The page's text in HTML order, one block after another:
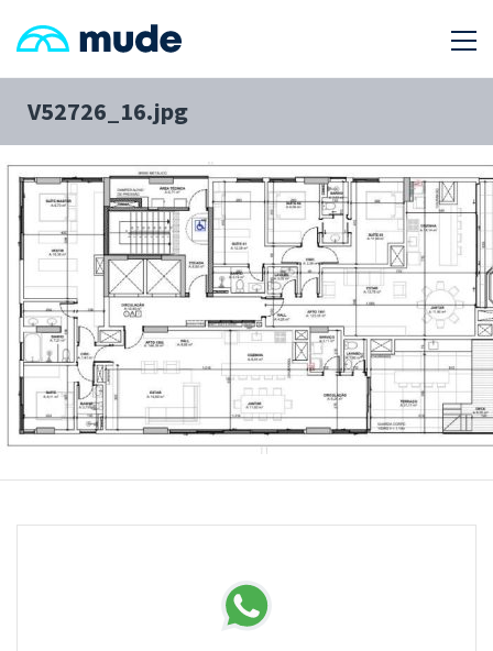
V52726_16.jpg